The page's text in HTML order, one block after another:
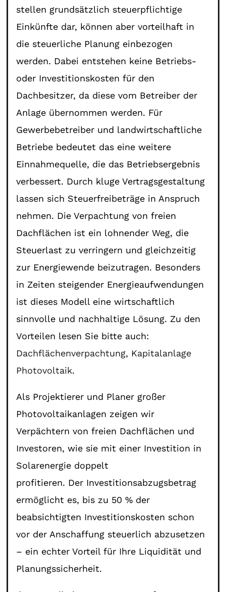
stellen grundsätzlich steuerpflichtige
Einkünfte dar, können aber vorteilhaft in
die steuerliche Planung einbezogen
werden. Dabei entstehen keine Betriebs-
oder Investitionskosten für den
Dachbesitzer, da diese vom Betreiber der
Anlage übernommen werden. Für
Gewerbebetreiber und landwirtschaftliche
Betriebe bedeutet das eine weitere
Einnahmequelle, die das Betriebsergebnis
verbessert. Durch kluge Vertragsgestaltung
lassen sich Steuerfreibeträge in Anspruch
nehmen. Die Verpachtung von freien
Dachflächen ist ein lohnender Weg, die
Steuerlast zu verringern und gleichzeitig
zur Energiewende beizutragen. Besonders
in Zeiten steigender Energieaufwendungen
ist dieses Modell eine wirtschaftlich
sinnvolle und nachhaltige Lösung. Zu den
Vorteilen lesen Sie bitte auch:
Dachflächenverpachtung, Kapitalanlage
Photovoltaik.
Als Projektierer und Planer großer
Photovoltaikanlagen zeigen wir
Verpächtern von freien Dachflächen und
Investoren, wie sie mit einer Investition in
Solarenergie doppelt
profitieren. Der Investitionsabzugsbetrag
ermöglicht es, bis zu 50 % der
beabsichtigten Investitionskosten schon
vor der Anschaffung steuerlich abzusetzen
– ein echter Vorteil für Ihre Liquidität und
Planungssicherheit.